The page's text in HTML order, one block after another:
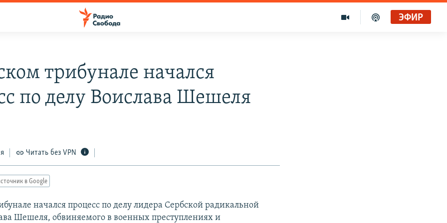
ЭФИР
трибунале начался
по делу Воислава Шешеля
Читать без VPN
в Google
начался процесс по делу лидера Сербской радикальной
Шешеля, обвиняемого в военных преступлениях и